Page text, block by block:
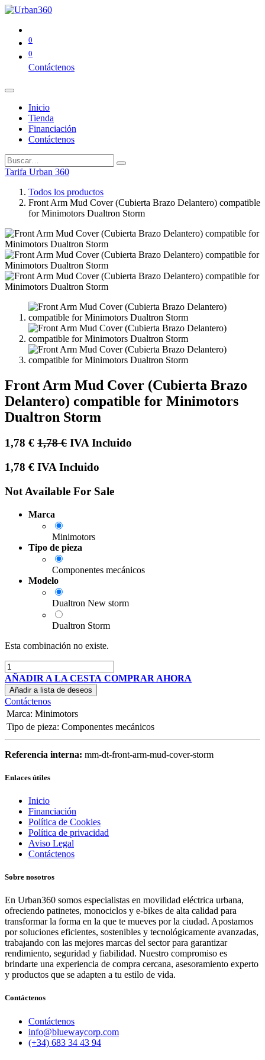
0
0
Contáctenos
Inicio
Tienda
Financiación
Contáctenos
Tarifa Urban 360
Todos los productos
Front Arm Mud Cover (Cubierta Brazo Delantero) compatible
for Minimotors Dualtron Storm
Front Arm Mud Cover (Cubierta Brazo
Delantero) compatible for Minimotors
Dualtron Storm
1,78 € 1,78€ IVA Incluido
1,78 € IVA Incluido
Not Available For Sale
Marca
Minimotors
Tipo de pieza
Componentes mecánicos
Modelo
Dualtron New storm
Dualtron Storm
Esta combinación no existe.
AÑADIR A LA CESTA COMPRAR AHORA
Añadir a lista de deseos
Contáctenos
Marca: Minimotors
Tipo de pieza: Componentes mecánicos
Referencia interna: mm-dt-front-arm-mud-cover-storm
Enlaces útiles
Inicio
Financiación
Política de Cookies
Política de privacidad
Aviso Legal
Contáctenos
Sobre nosotros
En Urban360 somos especialistas en movilidad eléctrica urbana,
ofreciendo patinetes, monociclos y e-bikes de alta calidad para
transformar la forma en la que te mueves por la ciudad. Apostamos
por soluciones eficientes, sostenibles y tecnológicamente avanzadas,
trabajando con las mejores marcas del sector para garantizar
rendimiento, seguridad y fiabilidad. Nuestro compromiso es
brindarte una experiencia de compra cercana, asesoramiento experto
y productos que se adapten a tu estilo de vida.
Contáctenos
Contáctenos
info@bluewaycorp.com
(+34) 683 34 43 94